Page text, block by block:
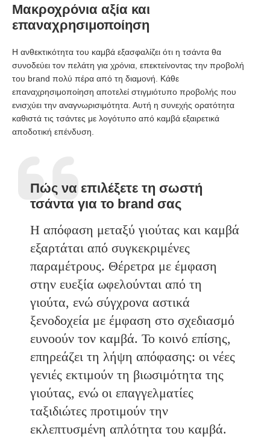
Μακροχρόνια αξία και
επαναχρησιμοποίηση
Η ανθεκτικότητα του καμβά εξασφαλίζει ότι η τσάντα θα
συνοδεύει τον πελάτη για χρόνια, επεκτείνοντας την προβολή
του brand πολύ πέρα από τη διαμονή. Κάθε
επαναχρησιμοποίηση αποτελεί στιγμιότυπο προβολής που
ενισχύει την αναγνωρισιμότητα. Αυτή η συνεχής ορατότητα
καθιστά τις τσάντες με λογότυπο από καμβά εξαιρετικά
αποδοτική επένδυση.
Πώς να επιλέξετε τη σωστή
τσάντα για το brand σας
Η απόφαση μεταξύ γιούτας και καμβά
εξαρτάται από συγκεκριμένες
παραμέτρους. Θέρετρα με έμφαση
στην ευεξία ωφελούνται από τη
γιούτα, ενώ σύγχρονα αστικά
ξενοδοχεία με έμφαση στο σχεδιασμό
ευνοούν τον καμβά. Το κοινό επίσης,
επηρεάζει τη λήψη απόφασης: οι νέες
γενιές εκτιμούν τη βιωσιμότητα της
γιούτας, ενώ οι επαγγελματίες
ταξιδιώτες προτιμούν την
εκλεπτυσμένη απλότητα του καμβά.